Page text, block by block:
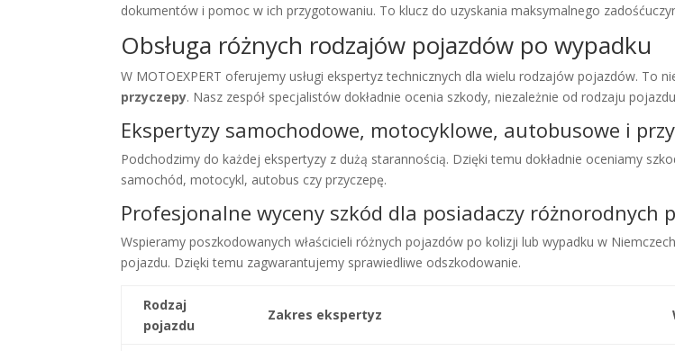
dokumentów i pomoc w ich przygotowaniu. To klucz do uzyskania maksymalnego
Obsługa różnych rodzajów pojazdów po wypadku
W MOTOEXPERT oferujemy usługi ekspertyz technicznych dla wielu rodzajów pojazdów. To
przyczepy. Nasz zespół specjalistów dokładnie ocenia szkody, niezależnie od rodzaju
Ekspertyzy samochodowe, motocyklowe, autobusowe i
Podchodzimy do każdej ekspertyzy z dużą starannością. Dzięki temu dokładnie oceniamy
samochód, motocykl, autobus czy przyczepę.
Profesjonalne wyceny szkód dla posiadaczy różnorodnych
Wspieramy poszkodowanych właścicieli różnych pojazdów po kolizji lub wypadku w
pojazdu. Dzięki temu zagwarantujemy sprawiedliwe odszkodowanie.
Rodzaj
pojazdu
Zakres ekspertyz